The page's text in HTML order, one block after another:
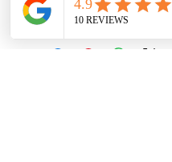
Sorbate, Sodium Benzoate